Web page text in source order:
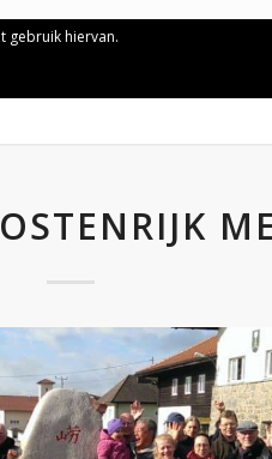
gebruik hiervan.